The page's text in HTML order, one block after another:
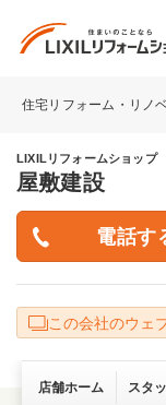
住宅リフォーム・リノ
LIXILリフォームショップ
屋敷建設
この会社のウェ
店舗ホーム スタ